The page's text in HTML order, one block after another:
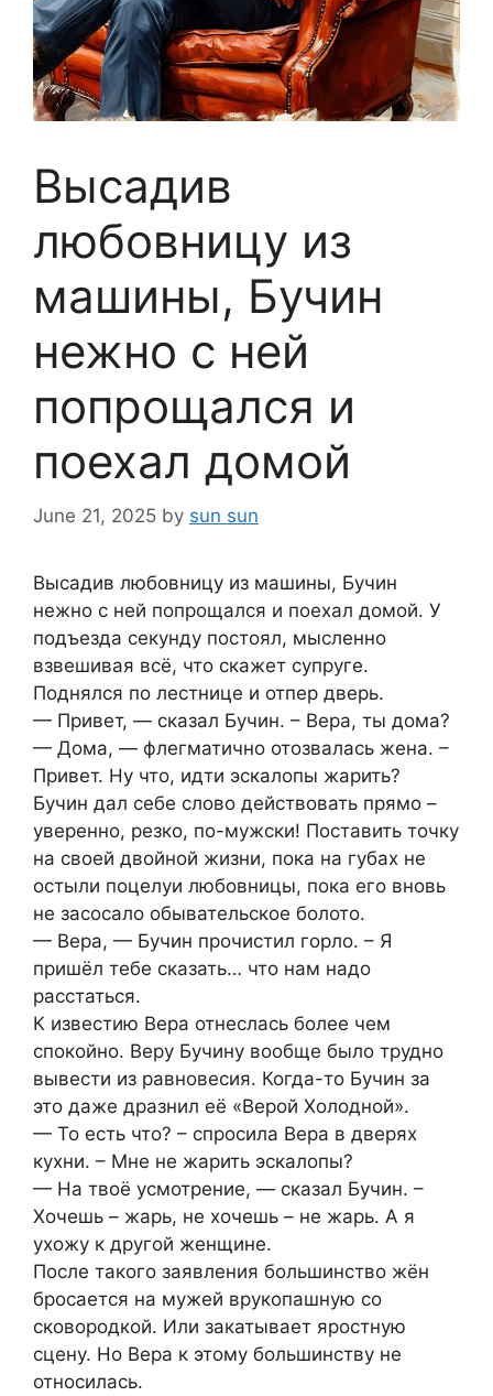
Высадив
любовницу из
машины, Бучин
нежно с ней
попрощался и
поехал домой
June 21, 2025 by sun sun
Высадив любовницу из машины, Бучин
нежно с ней попрощался и поехал домой. У
подъезда секунду постоял, мысленно
взвешивая всё, что скажет супруге.
Поднялся по лестнице и отпер дверь.
— Привет, — сказал Бучин. – Вера, ты дома?
— Дома, — флегматично отозвалась жена. –
Привет. Ну что, идти эскалопы жарить?
Бучин дал себе слово действовать прямо –
уверенно, резко, по-мужски! Поставить точку
на своей двойной жизни, пока на губах не
остыли поцелуи любовницы, пока его вновь
не засосало обывательское болото.
— Вера, — Бучин прочистил горло. – Я
пришёл тебе сказать… что нам надо
расстаться.
К известию Вера отнеслась более чем
спокойно. Веру Бучину вообще было трудно
вывести из равновесия. Когда-то Бучин за
это даже дразнил её «Верой Холодной».
— То есть что? – спросила Вера в дверях
кухни. – Мне не жарить эскалопы?
— На твоё усмотрение, — сказал Бучин. –
Хочешь – жарь, не хочешь – не жарь. А я
ухожу к другой женщине.
После такого заявления большинство жён
бросается на мужей врукопашную со
сковородкой. Или закатывает яростную
сцену. Но Вера к этому большинству не
относилась.